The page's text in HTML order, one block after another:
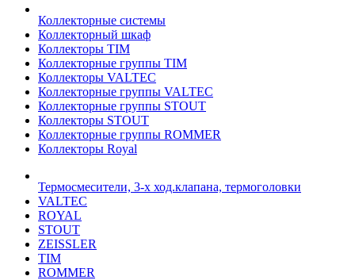
Коллекторные системы
Коллекторный шкаф
Коллекторы TIM
Коллекторные группы TIM
Коллекторы VALTEC
Коллекторные группы VALTEC
Коллекторные группы STOUT
Коллекторы STOUT
Коллекторные группы ROMMER
Коллекторы Royal
Термосмесители, 3-х ход.клапана, термоголовки
VALTEC
ROYAL
STOUT
ZEISSLER
TIM
ROMMER